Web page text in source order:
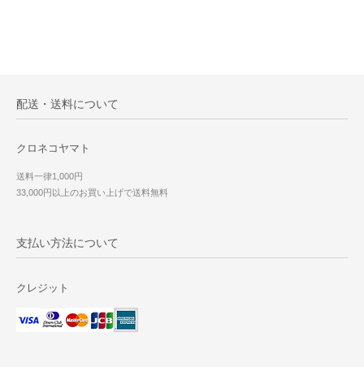
配送・送料について
クロネコヤマト
送料一律1,000円
33,000円以上のお買い上げで送料無料
支払い方法について
クレジット